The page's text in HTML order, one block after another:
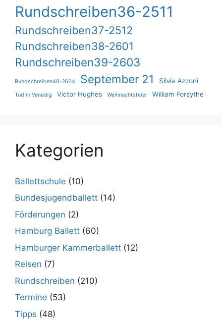
Rundschreiben36-2511
Rundschreiben37-2512
Rundschreiben38-2601
Rundschreiben39-2603
Rundschreiben40-2604 September 21 Silvia Azzoni
Tod in Venedig Victor Hughes Weihnachtsfeier William Forsythe
Kategorien
Ballettschule (10)
Bundesjugendballett (14)
Förderungen (2)
Hamburg Ballett (60)
Hamburger Kammerballett (12)
Reisen (7)
Rundschreiben (210)
Termine (53)
Tipps (48)